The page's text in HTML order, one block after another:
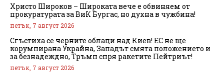
Христо Широков – Широката вече е обвиняем от
прокуратурата за ВиК Бургас, но духна в чужбина!
петък, 7 август 2026
Сгъстиха се черните облаци над Киев! ЕС не ще
корумпирана Украйна, Западът смята положението и
за безнадеждно, Тръмп спря ракетите Пейтриът!
петък, 7 август 2026